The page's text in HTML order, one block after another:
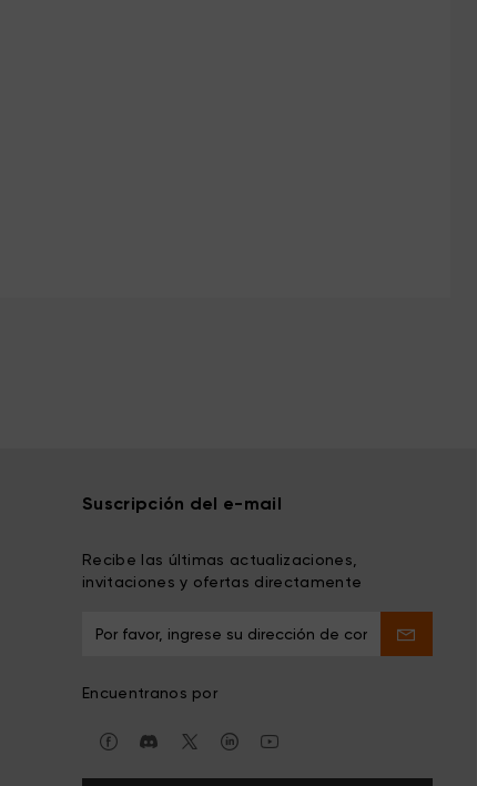
Suscripción del e-mail
Recibe las últimas actualizaciones,
invitaciones y ofertas directamente
Encuentranos por